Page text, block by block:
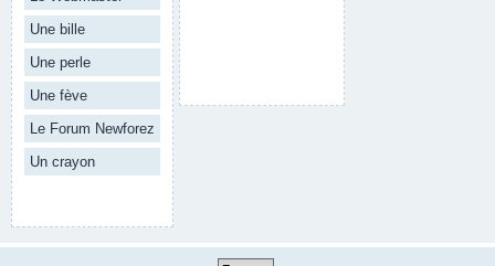
Une bille
Une perle
Une fève
Le Forum Newforez
Un crayon